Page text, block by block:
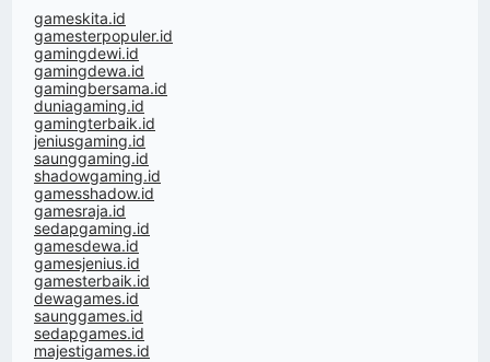
gameskita.id
gamesterpopuler.id
gamingdewi.id
gamingdewa.id
gamingbersama.id
duniagaming.id
gamingterbaik.id
jeniusgaming.id
saunggaming.id
shadowgaming.id
gamesshadow.id
gamesraja.id
sedapgaming.id
gamesdewa.id
gamesjenius.id
gamesterbaik.id
dewagames.id
saunggames.id
sedapgames.id
majestigames.id